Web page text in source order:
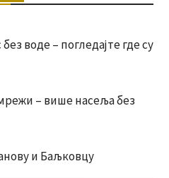
воде – погледајте где су
– више насеља без
и Баљковцу